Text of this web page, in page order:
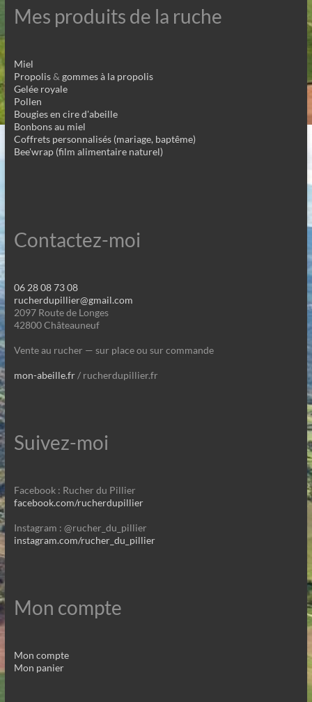
Mes produits de la ruche
Miel
Propolis& gommes à la propolis
Gelée royale
Pollen
Bougies en cire d'abeille
Bonbons au miel
Coffrets personnalisés (mariage, baptême)
Bee'wrap (film alimentaire naturel)
Contactez-moi
06 28 08 73 08
rucherdupillier@gmail.com
2097 Route de Longes
42800 Châteauneuf
Vente au rucher — sur place ou sur commande
mon-abeille.fr/ rucherdupillier.fr
Suivez-moi
Facebook : Rucher du Pillier
facebook.com/rucherdupillier
Instagram : @rucher_du_pillier
instagram.com/rucher_du_pillier
Mon compte
Mon compte
Mon panier